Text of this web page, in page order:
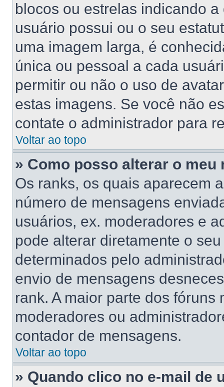
blocos ou estrelas indicando
usuário possui ou o seu
uma imagem larga, é
única ou pessoal a cada
permitir ou não o uso de
estas imagens. Se você não
contate o administrador para
Voltar ao topo
» Como posso alterar o meu
Os ranks, os quais aparecem
número de mensagens
usuários, ex. moderadores e
pode alterar diretamente o
determinados pelo
envio de mensagens
rank. A maior parte dos
moderadores ou
contador de mensagens.
Voltar ao topo
» Quando clico no e-mail de